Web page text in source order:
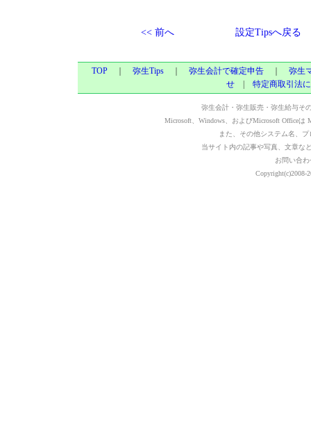
<< 前へ 設定Tipsへ戻る
TOP 弥生Tips 弥生会計で確定申告
弥生
せ
特定商取引法
弥生会計・弥生販売・弥生給与そ
Microsoft、Windows、およびMicrosoft Office
また、その他システム名、
当サイト内の記事や写真、文章な
お問い合わ
Copyright(c)2008-